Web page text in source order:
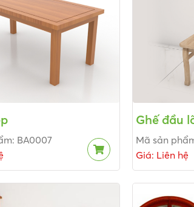
BA0007
Ghế đầu
Mã sản
Giá: Liên hệ